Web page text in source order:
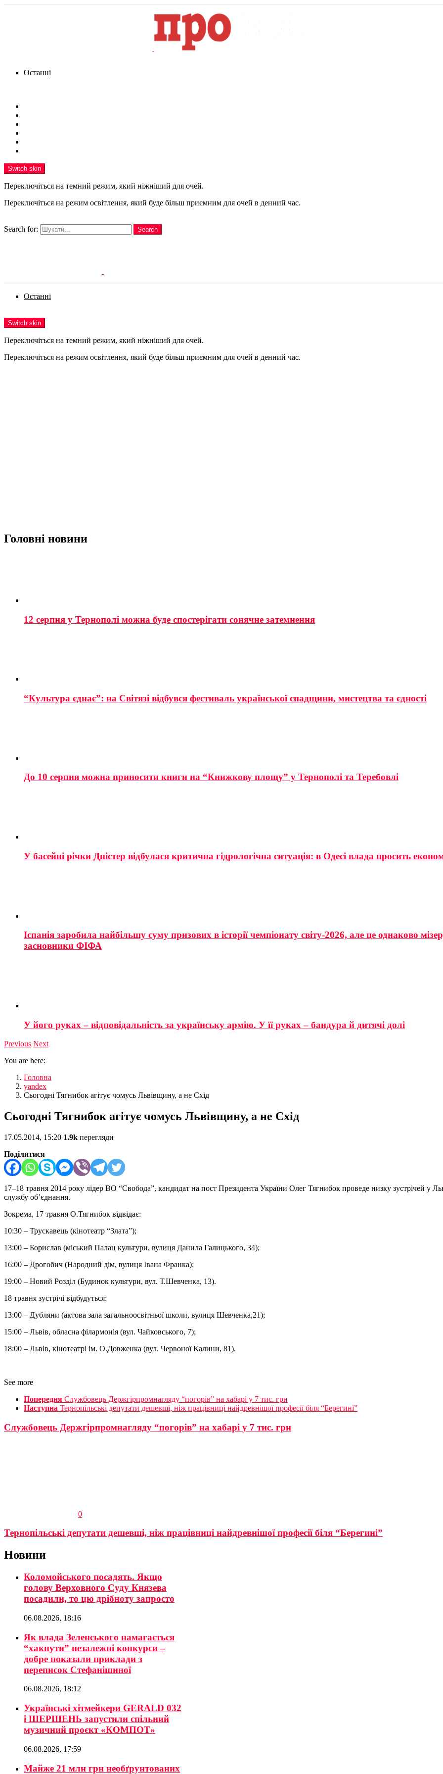
Останні
Switch skin
Переключіться на темний режим, який ніжніший для очей.
Переключіться на режим освітлення, який буде більш приємним для очей в денний час.
Search for:
Search
Останні
Switch skin
Переключіться на темний режим, який ніжніший для очей.
Переключіться на режим освітлення, який буде більш приємним для очей в денний час.
Головні новини
12 серпня у Тернополі можна буде спостерігати сонячне затемнення
“Культура єднає”: на Світязі відбувся фестиваль української спадщини, мистецтва та єдності
До 10 серпня можна приносити книги на “Книжкову площу” у Тернополі та Теребовлі
У басейні річки Дністер відбулася критична гідрологічна ситуація: в Одесі влада просить
Іспанія заробила найбільшу суму призових в історії чемпіонату світу-2026, але це однаково
засновники ФІФА
У його руках – відповідальність за українську армію. У її руках – бандура й дитячі долі
Previous Next
You are here:
Головна
yandex
Сьогодні Тягнибок агітує чомусь Львівщину, а не Схід
Сьогодні Тягнибок агітує чомусь Львівщину, а не Схід
17.05.2014, 15:20 1.9k перегляди
Поділитися
17–18 травня 2014 року лідер ВО “Свобода”, кандидат на пост Президента України Олег Тягнибок проведе низку зустрічей у
службу об’єднання.
Зокрема, 17 травня О.Тягнибок відвідає:
10:30 – Трускавець (кінотеатр “Злата”);
13:00 – Борислав (міський Палац культури, вулиця Данила Галицького, 34);
16:00 – Дрогобич (Народний дім, вулиця Івана Франка);
19:00 – Новий Розділ (Будинок культури, вул. Т.Шевченка, 13).
18 травня зустрічі відбудуться:
13:00 – Дубляни (актова зала загальноосвітньої школи, вулиця Шевченка,21);
15:00 – Львів, обласна філармонія (вул. Чайковського, 7);
18:00 – Львів, кінотеатрі ім. О.Довженка (вул. Червоної Калини, 81).
See more
Попередня Службовець Держгірпромнагляду “погорів” на хабарі у 7 тис. грн
Наступна Тернопільські депутати дешевші, ніж працівниці найдревнішої професії біля “Берегині”
Службовець Держгірпромнагляду “погорів” на хабарі у 7 тис. грн
0
Тернопільські депутати дешевші, ніж працівниці найдревнішої професії біля “Берегині”
Новини
Коломойського посадять. Якщо
голову Верховного Суду Князева
посадили, то цю дрібноту запросто
06.08.2026, 18:16
Як влада Зеленського намагається
“хакнути” незалежні конкурси –
добре показали приклади з
переписок Стефанішиної
06.08.2026, 18:12
Українські хітмейкери GERALD 032
і ШЕРШЕНЬ запустили спільний
музичний проєкт «КОМПОТ»
06.08.2026, 17:59
Майже 21 млн грн необґрунтованих